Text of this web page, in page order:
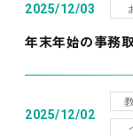
2025/12/03
年末年始の事務
2025/12/02